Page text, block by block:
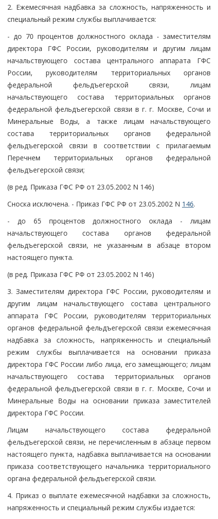
2. Ежемесячная надбавка за сложность, напряженность и
специальный режим службы выплачивается:
- до 70 процентов должностного оклада - заместителям
директора ГФС России, руководителям и другим лицам
начальствующего состава центрального аппарата ГФС
России, руководителям территориальных органов
федеральной фельдъегерской связи, лицам
начальствующего состава территориальных органов
федеральной фельдъегерской связи в г. г. Москве, Сочи и
Минеральные Воды, а также лицам начальствующего
состава территориальных органов федеральной
фельдъегерской связи в соответствии с прилагаемым
Перечнем территориальных органов федеральной
фельдъегерской связи;
(в ред. Приказа ГФС РФ от 23.05.2002 N 146)
Сноска исключена. - Приказ ГФС РФ от 23.05.2002 N 146.
- до 65 процентов должностного оклада - лицам
начальствующего состава органов федеральной
фельдъегерской связи, не указанным в абзаце втором
настоящего пункта.
(в ред. Приказа ГФС РФ от 23.05.2002 N 146)
3. Заместителям директора ГФС России, руководителям и
другим лицам начальствующего состава центрального
аппарата ГФС России, руководителям территориальных
органов федеральной фельдъегерской связи ежемесячная
надбавка за сложность, напряженность и специальный
режим службы выплачивается на основании приказа
директора ГФС России либо лица, его замещающего; лицам
начальствующего состава территориальных органов
федеральной фельдъегерской связи в г. г. Москве, Сочи и
Минеральные Воды на основании приказа заместителей
директора ГФС России.
Лицам начальствующего состава федеральной
фельдъегерской связи, не перечисленным в абзаце первом
настоящего пункта, надбавка выплачивается на основании
приказа соответствующего начальника территориального
органа федеральной фельдъегерской связи.
4. Приказ о выплате ежемесячной надбавки за сложность,
напряженность и специальный режим службы издается: